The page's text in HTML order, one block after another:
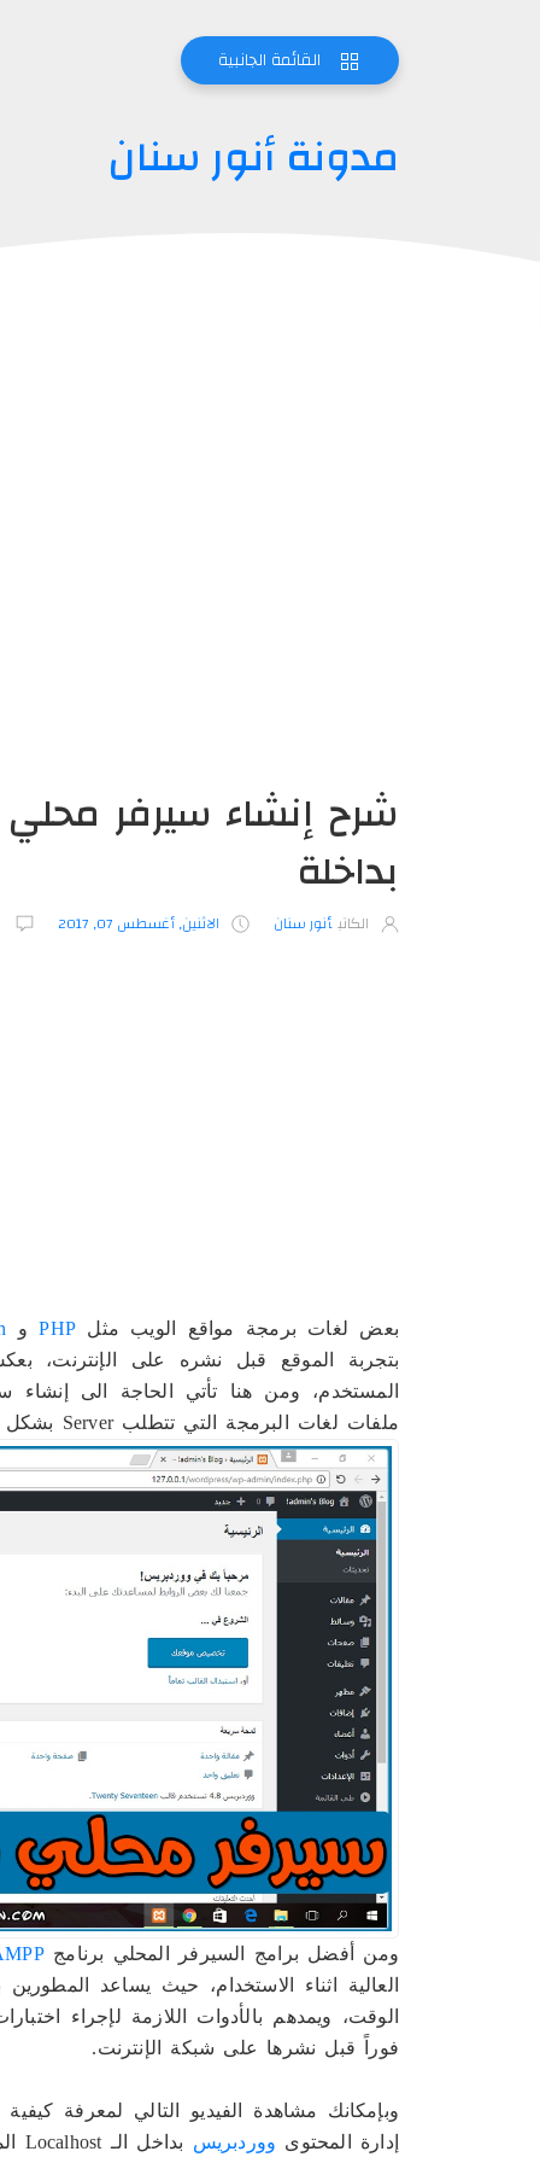
القائمة الجانبية
مدونة أنور سنان
شرح إنشاء سيرفر محلي
بداخلة
الكاتب أنور سنان الاثنين, أغسطس 07, 2017
بعض لغات برمجة مواقع الويب مثلPHPو
بتجربة الموقع قبل نشره على الإنترنت،
ملفات لغات البرمجة التي تتطلب Server بشكل مباشر دون الحاجة للاتصال بالإنترنت.
ومن أفضل برامج السيرفر المحلي برنامج
العالية اثناء الاستخدام، حيث يساعد
الوقت، ويمدهم بالأدوات اللازمة لإجراء
فوراً قبل نشرها على شبكة الإنترنت.
وبإمكانك مشاهدة الفيديو التالي لمعرفة
إدارة المحتوى ووردبريس بداخل الـ Localhost الموجود في الجهاز.